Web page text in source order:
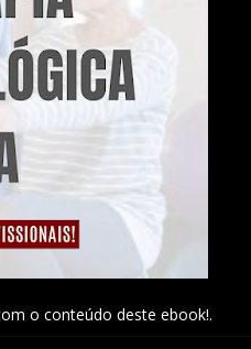
o conteúdo deste ebook!.